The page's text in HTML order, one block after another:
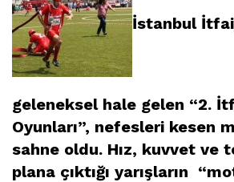
İstanbul
geleneksel hale gelen “2.
Oyunları”, nefesleri kesen
sahne oldu. Hız, kuvvet ve
plana çıktığı yarışların